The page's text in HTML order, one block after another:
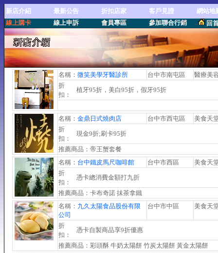
新店介紹 最新公告 折扣店家 客戶見證
網站地
線上購卡
線上申訴 會員專區 參加聯合行銷 回
名稱： 微笑美學牙醫診所 台中市南屯區
醫療美
折
扣：
植牙95折，美白95折，假牙95折
名稱： 金鼎日式燒肉店 台中市西屯區
美食天
折
扣：
現金9折;刷卡95折
推薦商品：帝王蟹套餐
名稱： 台中鐵皮馬尺咖啡館 台中市西區
美食天
折
扣：
憑卡總消費金額打九折
推薦商品：卡布奇諾 抺茶拿鐵
名稱： 九久太陽食品股份有限
公司
台中市中區 美食天
折
扣：
憑卡自製商品享9折優惠
推薦商品：彩頭酥 牛奶太陽餅 竹炭太陽餅 黃金太陽餅